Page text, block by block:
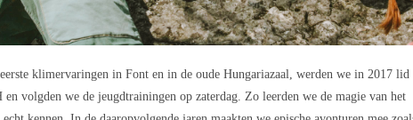
klimervaringen in Font en in de oude Hungariazaal, werden we in 2017 lid
en volgden we de jeugdtrainingen op zaterdag. Zo leerden we de magie van het